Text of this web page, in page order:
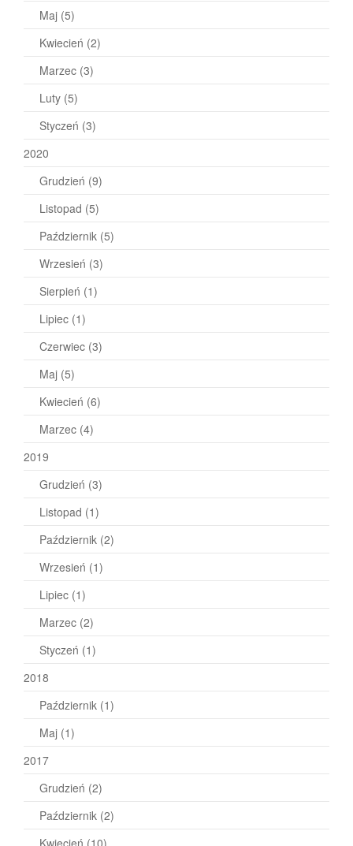
Maj (5)
Kwiecień (2)
Marzec (3)
Luty (5)
Styczeń (3)
2020
Grudzień (9)
Listopad (5)
Październik (5)
Wrzesień (3)
Sierpień (1)
Lipiec (1)
Czerwiec (3)
Maj (5)
Kwiecień (6)
Marzec (4)
2019
Grudzień (3)
Listopad (1)
Październik (2)
Wrzesień (1)
Lipiec (1)
Marzec (2)
Styczeń (1)
2018
Październik (1)
Maj (1)
2017
Grudzień (2)
Październik (2)
Kwiecień (10)